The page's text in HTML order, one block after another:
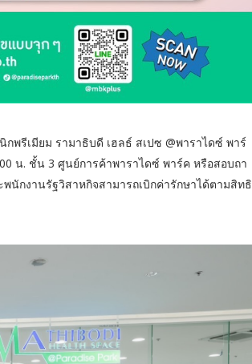
รีเมียม รามาธิบดี เฮลธ์ สเปซ @พาราไดซ์ พาร์
น. ชั้น 3 ศูนย์การค้าพาราไดซ์ พาร์ค หรือสอบถา
พนักงานรัฐวิสาหกิจสามารถเบิกค่ารักษาได้ตามสิทธิ